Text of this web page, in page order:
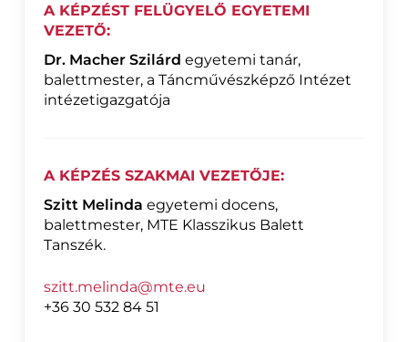
A KÉPZÉST FELÜGYELŐ EGYETEMI
VEZETŐ:
Dr. Macher Szilárd egyetemi tanár,
balettmester, a Táncművészképző Intézet
intézetigazgatója
A KÉPZÉS SZAKMAI VEZETŐJE:
Szitt Melinda egyetemi docens,
balettmester, MTE Klasszikus Balett
Tanszék.
szitt.melinda@mte.eu
+36 30 532 84 51